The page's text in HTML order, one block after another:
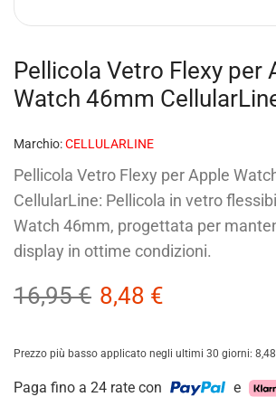
Pellicola Vetro Flexy per
Watch 46mm
Marchio:CELLULARLINE
Pellicola Vetro Flexy per Apple
CellularLine: Pellicola in vetro
Watch 46mm, progettata per
display in ottime condizioni.
16,95€ 8,48 €
Prezzo più basso applicato negli ultimi 30 giorni: 8,48
Paga fino a 24 rate con e